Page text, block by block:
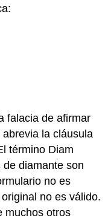
falacia de afirmar
la cláusula
término Diam
de diamante son
no es
no es válido.
muchos otros